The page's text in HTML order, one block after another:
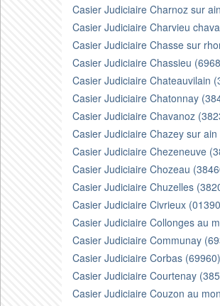
Casier Judiciaire Charnoz sur
Casier Judiciaire Charvieu
Casier Judiciaire Chasse sur
Casier Judiciaire Chassieu
Casier Judiciaire Chateauvilain
Casier Judiciaire Chatonnay
Casier Judiciaire Chavanoz
Casier Judiciaire Chazey sur
Casier Judiciaire Chezeneuve
Casier Judiciaire Chozeau
Casier Judiciaire Chuzelles
Casier Judiciaire Civrieux
Casier Judiciaire Collonges au
Casier Judiciaire Communay
Casier Judiciaire Corbas (69960)
Casier Judiciaire Courtenay
Casier Judiciaire Couzon au